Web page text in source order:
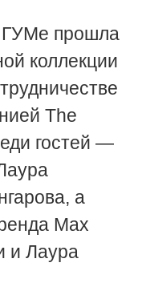
ГУМе прошла
коллекции
The
гостей —
а
Max
и Лаура